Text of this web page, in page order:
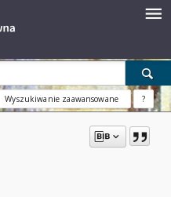
Wyszukiwanie zaawansowane ?